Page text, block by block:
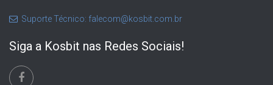
Suporte Técnico: falecom@kosbit.com.br
Siga a Kosbit nas Redes Sociais!